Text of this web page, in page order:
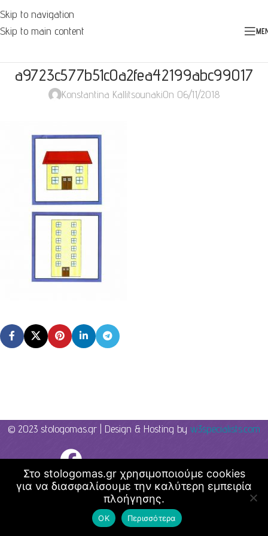
Skip to navigation
Skip to main content
a9723c577b51c0a2fea42199abc99017
Konstantina KallitsounakiOn 06/11/2018
© 2023 stologomas.gr | Design & Hosting by w3specialists.com
Στο stologomas.gr χρησιμοποιούμε cookies
για να διασφαλίσουμε την καλύτερη εμπειρία
πλοήγησης.
ΟΚ Περισσότερα